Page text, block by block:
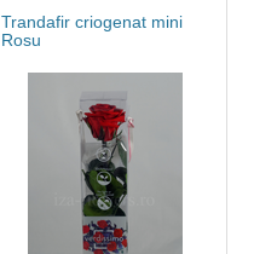
Trandafir criogenat mini
Rosu